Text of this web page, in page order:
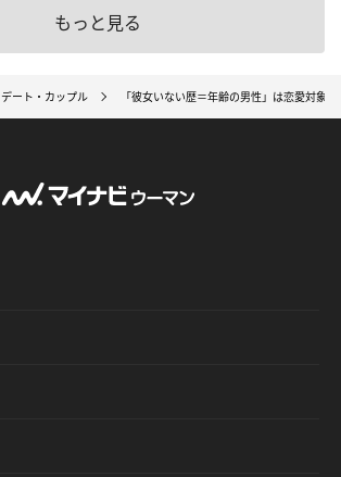
もっと見る
デート・カップル 「彼女いない歴＝年齢の男性」は恋愛対象